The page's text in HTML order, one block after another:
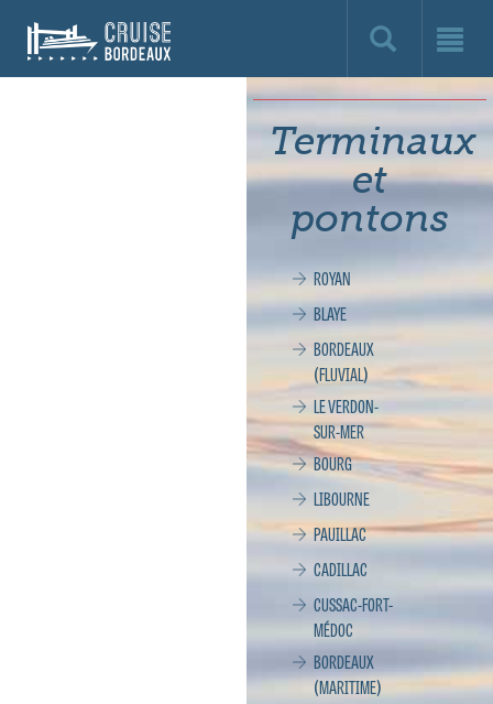
Cruise
Bordeaux,
Terminaux
et
pontons
ROYAN
BLAYE
BORDEAUX
(FLUVIAL)
LE VERDON-
SUR-MER
BOURG
LIBOURNE
PAUILLAC
CADILLAC
CUSSAC-FORT-
MÉDOC
BORDEAUX
(MARITIME)